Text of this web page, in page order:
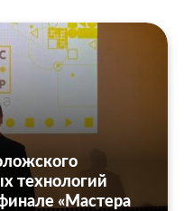
технологий
«Мастера